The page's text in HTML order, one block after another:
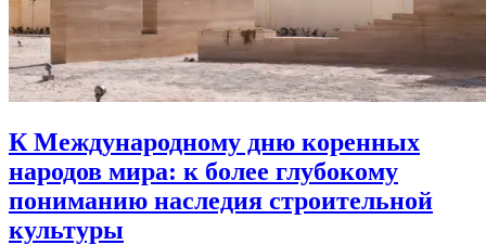
К Международному дню коренных
народов мира: к более глубокому
пониманию наследия строительной
культуры